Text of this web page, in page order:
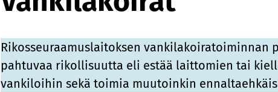
Ri­kos­seu­raa­mus­lai­tok­sen
pah­tu­vaa ri­kol­li­suut­ta eli es­tää lait­to­mien tai
van­ki­loi­hin sekä toi­mia muu­toin­kin